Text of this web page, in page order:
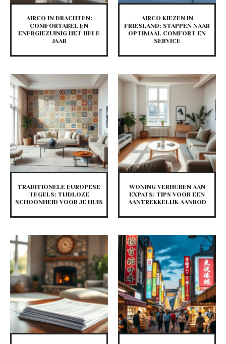
AIRCO IN DRACHTEN:
COMFORTABEL EN
ENERGIEZUINIG HET HELE
JAAR
AIRCO KIEZEN IN
FRIESLAND: STAPPEN NAAR
OPTIMAAL COMFORT EN
SERVICE
TRADITIONELE EUROPESE
TEGELS: TIJDLOZE
SCHOONHEID VOOR JE HUIS
WONING VERHUREN AAN
EXPATS: TIPS VOOR EEN
AANTREKKELIJK AANBOD